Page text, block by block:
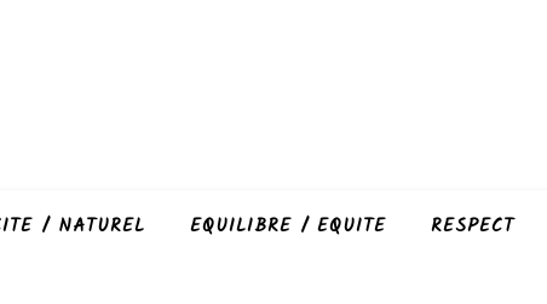
/ NATUREL EQUILIBRE / EQUITE RESPECT